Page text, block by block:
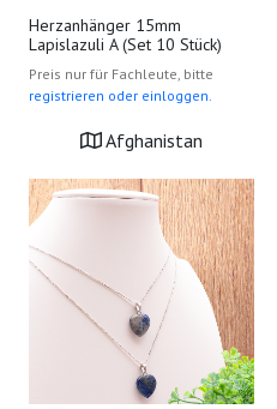
Herzanhänger 15mm
Lapislazuli A (Set 10 Stück)
Preis nur für Fachleute, bitte
registrieren oder einloggen.
Afghanistan